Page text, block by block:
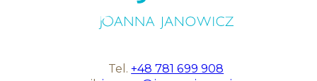
Tel.+48 781 699 908